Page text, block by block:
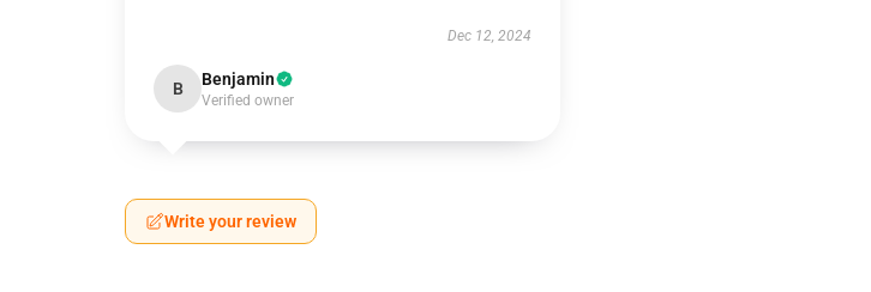
Dec 12, 2024
B Benjamin
Verified owner
Write your review